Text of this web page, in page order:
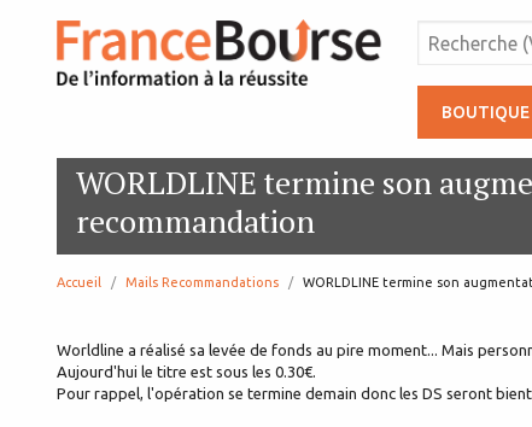
BOUTIQUE
WORLDLINE termine son
recommandation
Accueil Mails Recommandations page:
WORLDLINE termine son
Worldline a réalisé sa levée de fonds au pire moment... Mais
Aujourd'hui le titre est sous les 0.30€.
Pour rappel, l'opération se termine demain donc les DS seront